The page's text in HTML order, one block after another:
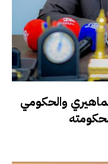
والحكومي